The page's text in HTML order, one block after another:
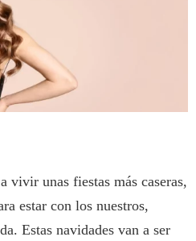
vivir unas fiestas más caseras,
estar con los nuestros,
Estas navidades van a ser